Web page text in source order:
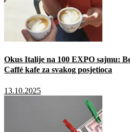
Okus Italije na 100 EXPO sajmu:
Caffé kafe za svakog posjetioca
13.10.2025